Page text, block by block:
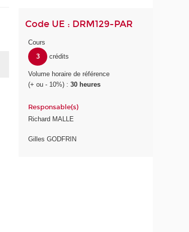
Code UE : DRM129-PAR
Cours
3
crédits
Volume horaire de référence
(+ ou - 10%) :30 heures
Responsable(s)
Richard MALLE
Gilles GODFRIN